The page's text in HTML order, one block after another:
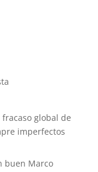
global de
imperfectos
buen Marco